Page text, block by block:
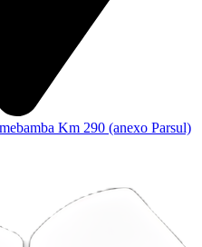
Km 290 (anexo Parsul)